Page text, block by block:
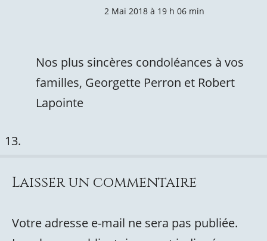
2 Mai 2018 à 19 h 06 min
Nos plus sincères condoléances à vos
familles, Georgette Perron et Robert
Lapointe
Laisser un commentaire
Votre adresse e-mail ne sera pas publiée.